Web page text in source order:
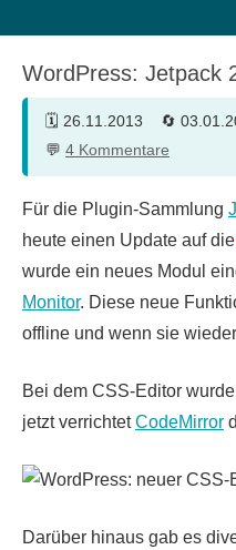
WordPress: Jetpack
26.11.2013
4 Kommentare
Für die Plugin-Sammlung
heute einen Update auf die
wurde ein neues Modul
Monitor. Diese neue
offline und wenn sie
Bei dem CSS-Editor
jetzt verrichtetCodeMirror
Darüber hinaus gab es